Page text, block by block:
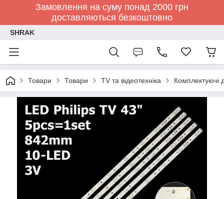
Замовлення на суму понад 2000 грн
доставляються безкоштовно
SHRAK
Товари Товари TV та відеотехніка Комплектуючі